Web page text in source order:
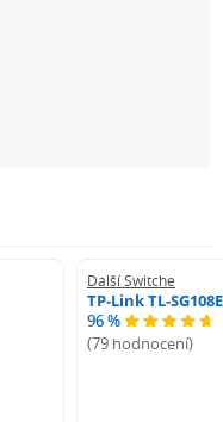
Další Switche
TP-Link TL-SG108E
96 %
(79 hodnocení)